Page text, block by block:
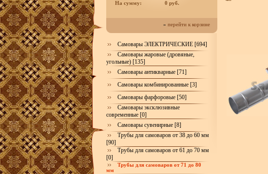
На сумму:
0 руб.
» перейти к корзине
Самовары ЭЛЕКТРИЧЕСКИЕ [694]
Самовары жаровые (дровяные,
угольные) [135]
Самовары антикварные [71]
Самовары комбинированные [3]
Самовары фарфоровые [50]
Самовары эксклюзивные
современные [0]
Самовары сувенирные [8]
Трубы для самоваров от 38 до 60 мм
[90]
Трубы для самоваров от 61 до 70 мм
[0]
Трубы для самоваров от 71 до 80
мм